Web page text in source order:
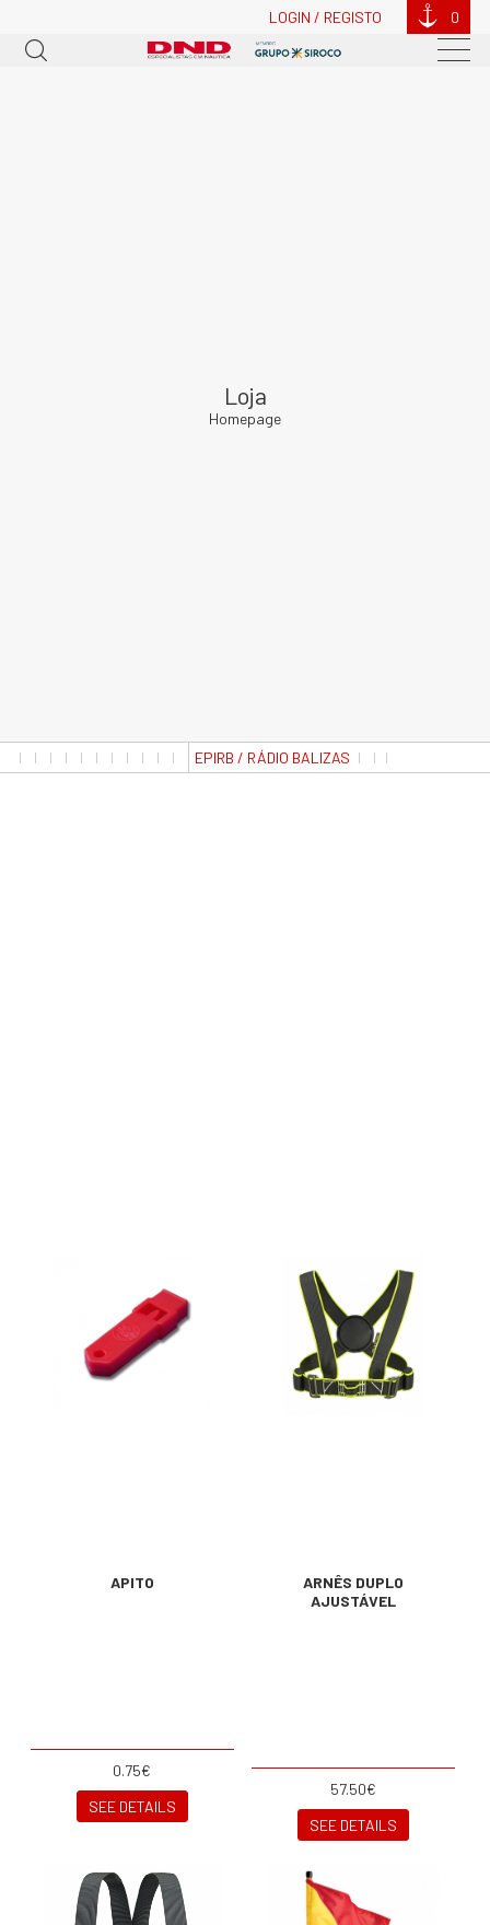
LOGIN / REGISTO 0
Loja
Homepage
EPIRB / RÁDIO BALIZAS
APITO
0.75€
SEE DETAILS
ARNÊS DUPLO
AJUSTÁVEL
57.50€
SEE DETAILS